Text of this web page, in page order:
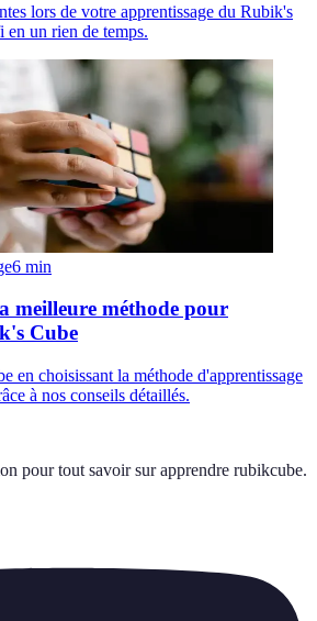
lors de votre apprentissage du Rubik's
en un rien de temps.
6 min
meilleure méthode pour
Cube
en choisissant la méthode d'apprentissage
à nos conseils détaillés.
pour tout savoir sur apprendre rubikcube.